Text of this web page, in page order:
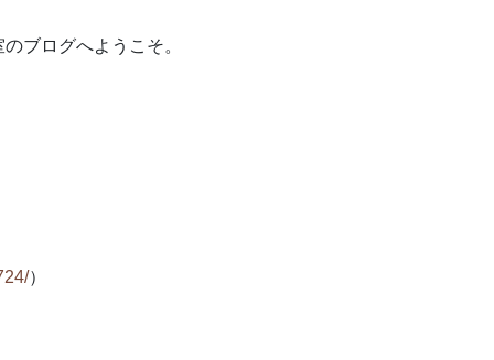
ブログへようこそ。
）